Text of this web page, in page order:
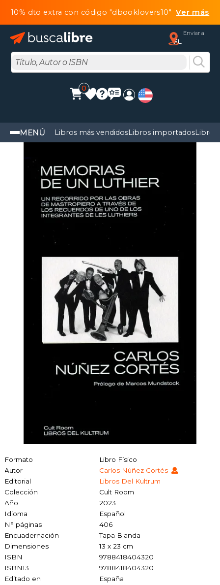
10% dto extra con código "dbooklovers10"Ver más
Enviar a
FL
0
MENÚ Libros más vendidosLibros importadosLibros
Formato
Libro Físico
Autor
Carlos Núñez Cortés
Editorial
Libros Del Kultrum
Colección
Cult Room
Año
2023
Idioma
Español
N° páginas
406
Encuadernación
Tapa Blanda
Dimensiones
13 x 23 cm
ISBN
9788418404320
ISBN13
9788418404320
Editado en
España